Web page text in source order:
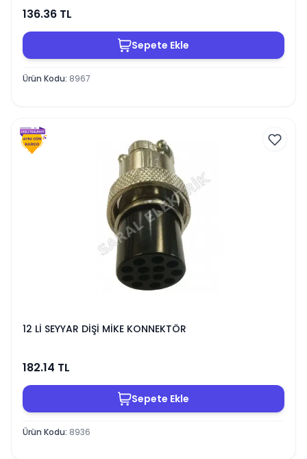
136.36 TL
Sepete Ekle
Ürün Kodu: 8967
12 Lİ SEYYAR DİŞİ MİKE KONNEKTÖR
182.14 TL
Sepete Ekle
Ürün Kodu: 8936